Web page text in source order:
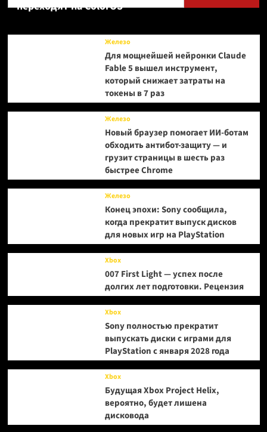
переходят на ColorOS
Железо
Для мощнейшей нейронки Claude
Fable 5 вышел инструмент,
который снижает затраты на
токены в 7 раз
Железо
Новый браузер помогает ИИ-ботам
обходить антибот-защиту — и
грузит страницы в шесть раз
быстрее Chrome
Железо
Конец эпохи: Sony сообщила,
когда прекратит выпуск дисков
для новых игр на PlayStation
Xbox
007 First Light — успех после
долгих лет подготовки. Рецензия
Xbox
Sony полностью прекратит
выпускать диски с играми для
PlayStation с января 2028 года
Xbox
Будущая Xbox Project Helix,
вероятно, будет лишена
дисковода